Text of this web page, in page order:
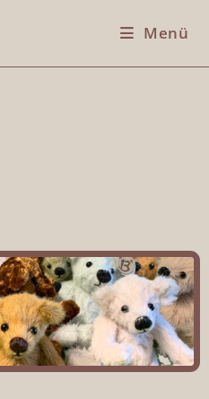
Menü